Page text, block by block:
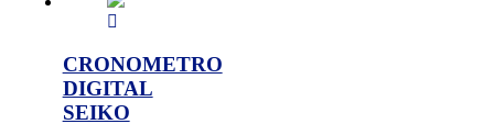
CRONOMETRO
DIGITAL
SEIKO